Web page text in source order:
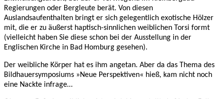
Regierungen oder Bergleute berät. Von diesen
Auslandsaufenthalten bringt er sich gelegentlich exotische Hölzer
mit, die er zu äußerst haptisch-sinnlichen weiblichen Torsi formt
(vielleicht haben Sie diese schon bei der Ausstellung in der
Englischen Kirche in Bad Homburg gesehen).
Der weibliche Körper hat es ihm angetan. Aber da das Thema des
Bildhauersymposiums »Neue Perspektiven« hieß, kam nicht noch
eine Nackte infrage…